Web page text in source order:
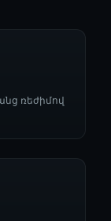
ռեժիմով